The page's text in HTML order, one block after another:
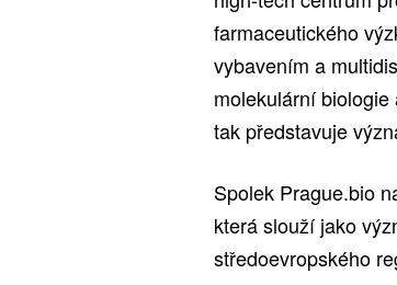
farmaceutického
vybavením a
molekulární
tak představuje
Spolek Prague.bio
která slouží jako
středoevropského